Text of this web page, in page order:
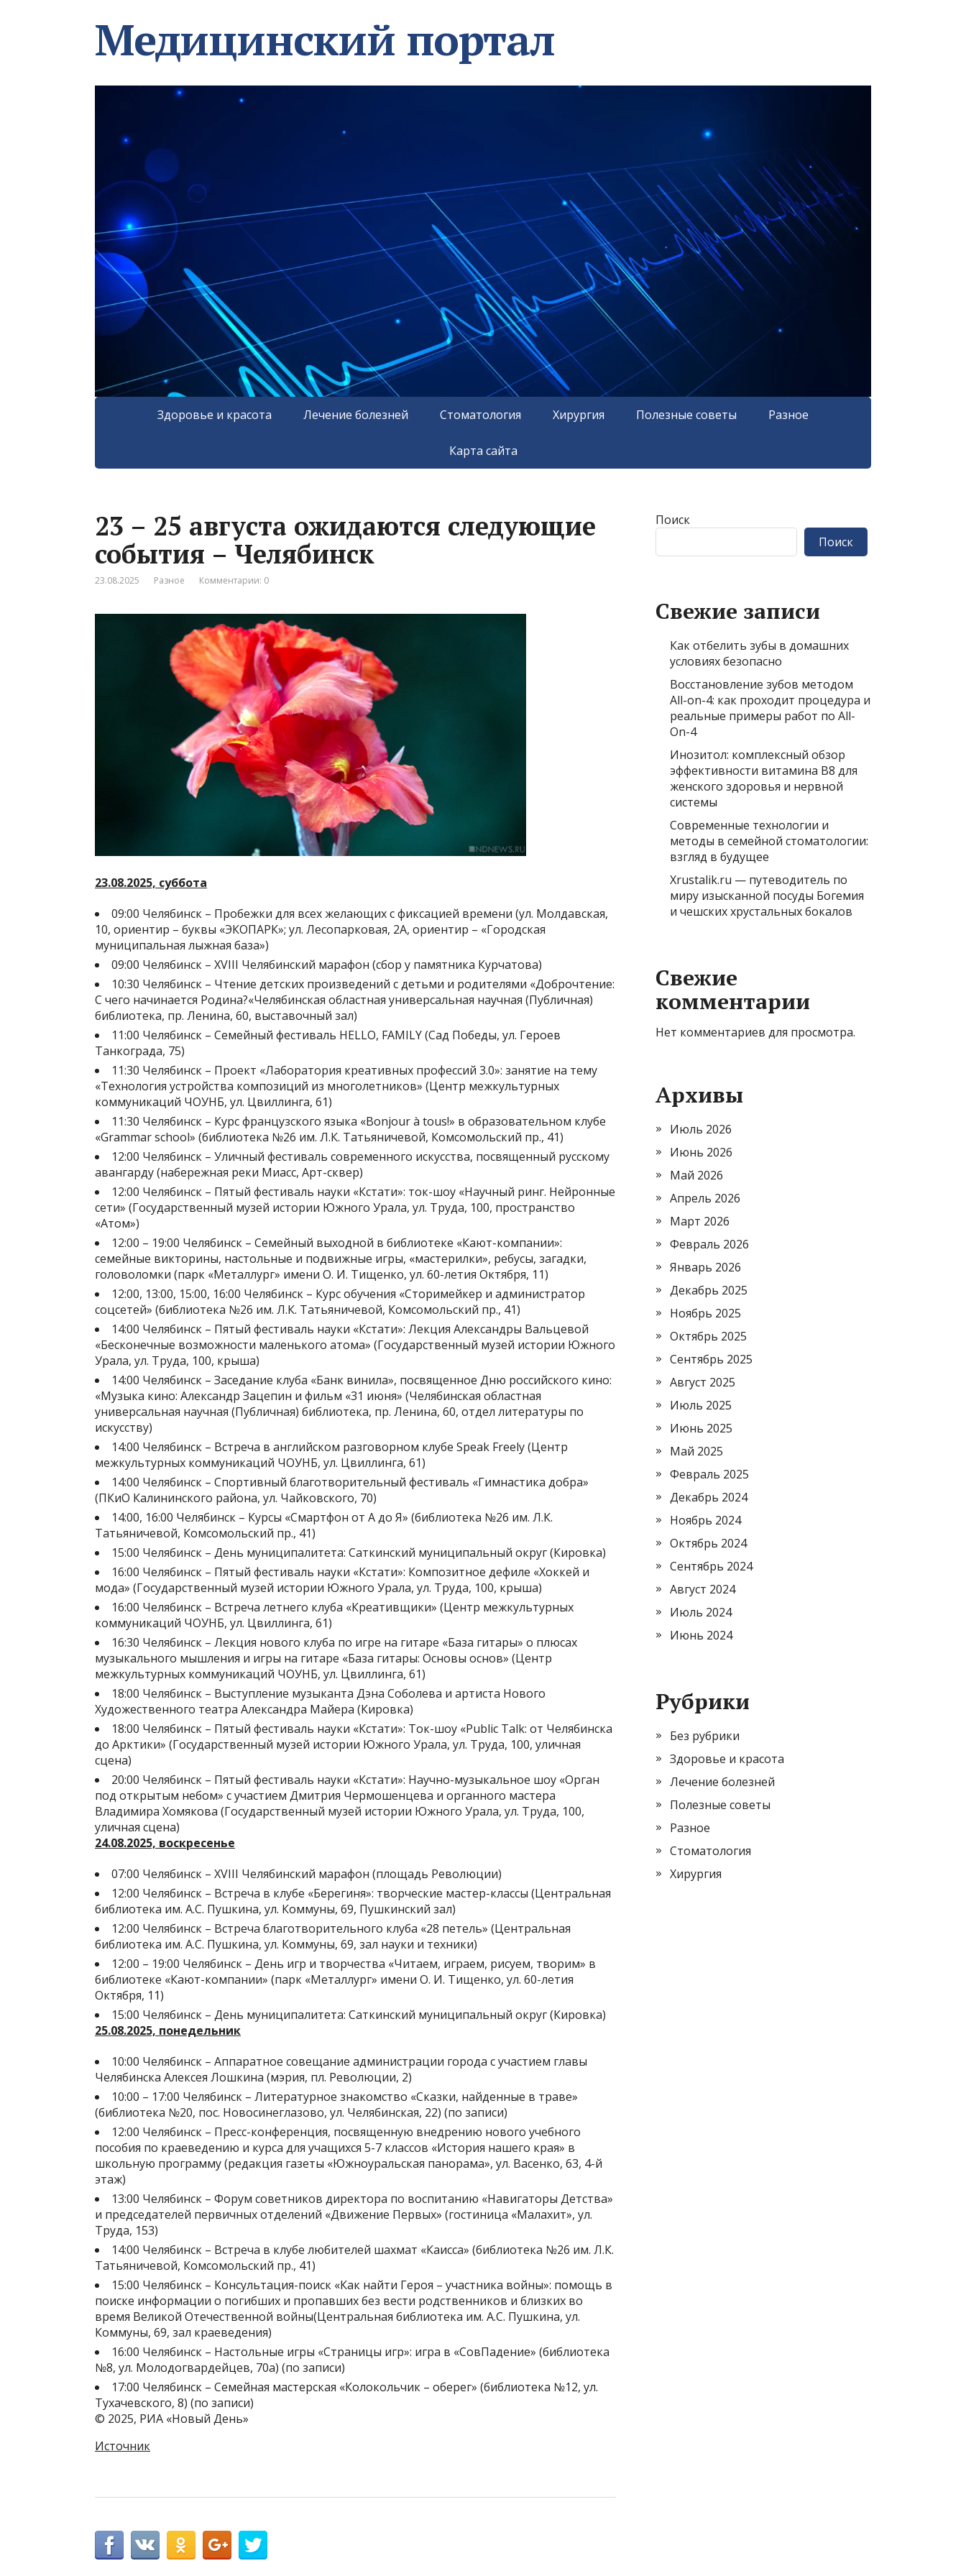
Медицинский портал
Здоровье и красота Лечение болезней Стоматология Хирургия Полезные советы Разное
Карта сайта
23 – 25 августа ожидаются следующие
события – Челябинск
23.08.2025 Разное Комментарии: 0
23.08.2025, суббота
09:00 Челябинск – Пробежки для всех желающих с фиксацией времени (ул. Молдавская,
10, ориентир – буквы «ЭКОПАРК»; ул. Лесопарковая, 2А, ориентир – «Городская
муниципальная лыжная база»)
09:00 Челябинск – XVIII Челябинский марафон (сбор у памятника Курчатова)
10:30 Челябинск – Чтение детских произведений с детьми и родителями «Доброчтение:
С чего начинается Родина?«Челябинская областная универсальная научная (Публичная)
библиотека, пр. Ленина, 60, выставочный зал)
11:00 Челябинск – Семейный фестиваль HELLO, FAMILY (Сад Победы, ул. Героев
Танкограда, 75)
11:30 Челябинск – Проект «Лаборатория креативных профессий 3.0»: занятие на тему
«Технология устройства композиций из многолетников» (Центр межкультурных
коммуникаций ЧОУНБ, ул. Цвиллинга, 61)
11:30 Челябинск – Курс французского языка «Bonjour à tous!» в образовательном клубе
«Grammar school» (библиотека №26 им. Л.К. Татьяничевой, Комсомольский пр., 41)
12:00 Челябинск – Уличный фестиваль современного искусства, посвященный русскому
авангарду (набережная реки Миасс, Арт-сквер)
12:00 Челябинск – Пятый фестиваль науки «Кстати»: ток-шоу «Научный ринг. Нейронные
сети» (Государственный музей истории Южного Урала, ул. Труда, 100, пространство
«Атом»)
12:00 – 19:00 Челябинск – Семейный выходной в библиотеке «Кают-компании»:
семейные викторины, настольные и подвижные игры, «мастерилки», ребусы, загадки,
головоломки (парк «Металлург» имени О. И. Тищенко, ул. 60-летия Октября, 11)
12:00, 13:00, 15:00, 16:00 Челябинск – Курс обучения «Сторимейкер и администратор
соцсетей» (библиотека №26 им. Л.К. Татьяничевой, Комсомольский пр., 41)
14:00 Челябинск – Пятый фестиваль науки «Кстати»: Лекция Александры Вальцевой
«Бесконечные возможности маленького атома» (Государственный музей истории Южного
Урала, ул. Труда, 100, крыша)
14:00 Челябинск – Заседание клуба «Банк винила», посвященное Дню российского кино:
«Музыка кино: Александр Зацепин и фильм «31 июня» (Челябинская областная
универсальная научная (Публичная) библиотека, пр. Ленина, 60, отдел литературы по
искусству)
14:00 Челябинск – Встреча в английском разговорном клубе Speak Freely (Центр
межкультурных коммуникаций ЧОУНБ, ул. Цвиллинга, 61)
14:00 Челябинск – Спортивный благотворительный фестиваль «Гимнастика добра»
(ПКиО Калининского района, ул. Чайковского, 70)
14:00, 16:00 Челябинск – Курсы «Смартфон от А до Я» (библиотека №26 им. Л.К.
Татьяничевой, Комсомольский пр., 41)
15:00 Челябинск – День муниципалитета: Саткинский муниципальный округ (Кировка)
16:00 Челябинск – Пятый фестиваль науки «Кстати»: Композитное дефиле «Хоккей и
мода» (Государственный музей истории Южного Урала, ул. Труда, 100, крыша)
16:00 Челябинск – Встреча летнего клуба «Креативщики» (Центр межкультурных
коммуникаций ЧОУНБ, ул. Цвиллинга, 61)
16:30 Челябинск – Лекция нового клуба по игре на гитаре «База гитары» о плюсах
музыкального мышления и игры на гитаре «База гитары: Основы основ» (Центр
межкультурных коммуникаций ЧОУНБ, ул. Цвиллинга, 61)
18:00 Челябинск – Выступление музыканта Дэна Соболева и артиста Нового
Художественного театра Александра Майера (Кировка)
18:00 Челябинск – Пятый фестиваль науки «Кстати»: Ток-шоу «Public Talk: от Челябинска
до Арктики» (Государственный музей истории Южного Урала, ул. Труда, 100, уличная
сцена)
20:00 Челябинск – Пятый фестиваль науки «Кстати»: Научно-музыкальное шоу «Орган
под открытым небом» с участием Дмитрия Чермошенцева и органного мастера
Владимира Хомякова (Государственный музей истории Южного Урала, ул. Труда, 100,
уличная сцена)
24.08.2025, воскресенье
07:00 Челябинск – XVIII Челябинский марафон (площадь Революции)
12:00 Челябинск – Встреча в клубе «Берегиня»: творческие мастер-классы (Центральная
библиотека им. А.С. Пушкина, ул. Коммуны, 69, Пушкинский зал)
12:00 Челябинск – Встреча благотворительного клуба «28 петель» (Центральная
библиотека им. А.С. Пушкина, ул. Коммуны, 69, зал науки и техники)
12:00 – 19:00 Челябинск – День игр и творчества «Читаем, играем, рисуем, творим» в
библиотеке «Кают-компании» (парк «Металлург» имени О. И. Тищенко, ул. 60-летия
Октября, 11)
15:00 Челябинск – День муниципалитета: Саткинский муниципальный округ (Кировка)
25.08.2025, понедельник
10:00 Челябинск – Аппаратное совещание администрации города с участием главы
Челябинска Алексея Лошкина (мэрия, пл. Революции, 2)
10:00 – 17:00 Челябинск – Литературное знакомство «Сказки, найденные в траве»
(библиотека №20, пос. Новосинеглазово, ул. Челябинская, 22) (по записи)
12:00 Челябинск – Пресс-конференция, посвященную внедрению нового учебного
пособия по краеведению и курса для учащихся 5-7 классов «История нашего края» в
школьную программу (редакция газеты «Южноуральская панорама», ул. Васенко, 63, 4-й
этаж)
13:00 Челябинск – Форум советников директора по воспитанию «Навигаторы Детства»
и председателей первичных отделений «Движение Первых» (гостиница «Малахит», ул.
Труда, 153)
14:00 Челябинск – Встреча в клубе любителей шахмат «Каисса» (библиотека №26 им. Л.К.
Татьяничевой, Комсомольский пр., 41)
15:00 Челябинск – Консультация-поиск «Как найти Героя – участника войны»: помощь в
поиске информации о погибших и пропавших без вести родственников и близких во
время Великой Отечественной войны(Центральная библиотека им. А.С. Пушкина, ул.
Коммуны, 69, зал краеведения)
16:00 Челябинск – Настольные игры «Страницы игр»: игра в «СовПадение» (библиотека
№8, ул. Молодогвардейцев, 70а) (по записи)
17:00 Челябинск – Семейная мастерская «Колокольчик – оберег» (библиотека №12, ул.
Тухачевского, 8) (по записи)
© 2025, РИА «Новый День»
Источник
Поиск
Поиск
Свежие записи
Как отбелить зубы в домашних
условиях безопасно
Восстановление зубов методом
All-on-4: как проходит процедура и
реальные примеры работ по All-
On-4
Инозитол: комплексный обзор
эффективности витамина B8 для
женского здоровья и нервной
системы
Современные технологии и
методы в семейной стоматологии:
взгляд в будущее
Xrustalik.ru — путеводитель по
миру изысканной посуды Богемия
и чешских хрустальных бокалов
Свежие
комментарии
Нет комментариев для просмотра.
Архивы
Июль 2026
Июнь 2026
Май 2026
Апрель 2026
Март 2026
Февраль 2026
Январь 2026
Декабрь 2025
Ноябрь 2025
Октябрь 2025
Сентябрь 2025
Август 2025
Июль 2025
Июнь 2025
Май 2025
Февраль 2025
Декабрь 2024
Ноябрь 2024
Октябрь 2024
Сентябрь 2024
Август 2024
Июль 2024
Июнь 2024
Рубрики
Без рубрики
Здоровье и красота
Лечение болезней
Полезные советы
Разное
Стоматология
Хирургия